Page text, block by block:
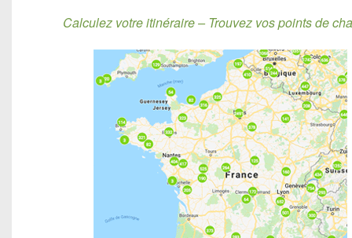
Calculez votre itinéraire – Trouvez vos points de